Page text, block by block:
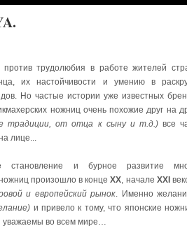
трудолюбия в работе жителей
их настойчивости и умению в
Но частые истории уже известных
ножниц очень похожие друг на
традиции, от отца к сыну и т.д.)все
лице...
и бурное развитие
произошло в концеXX, начале XXI
и европейский рынок. Именно
и привело к тому, что японские
уважаемы во всем мире…